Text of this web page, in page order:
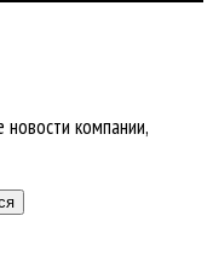
новости компании,